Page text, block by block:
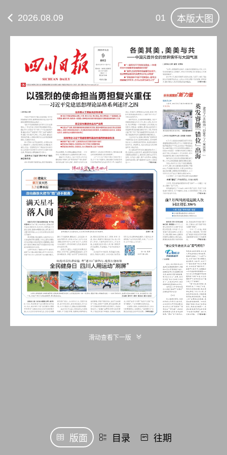
2026.08.09 01 本版大图
滑动查看下一版
版面 目录 往期